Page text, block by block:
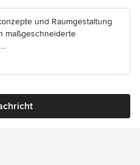
und Raumgestaltung
maßgeschneiderte